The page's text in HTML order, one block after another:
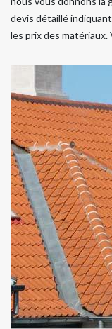
devis détaillé
les prix des matériaux.